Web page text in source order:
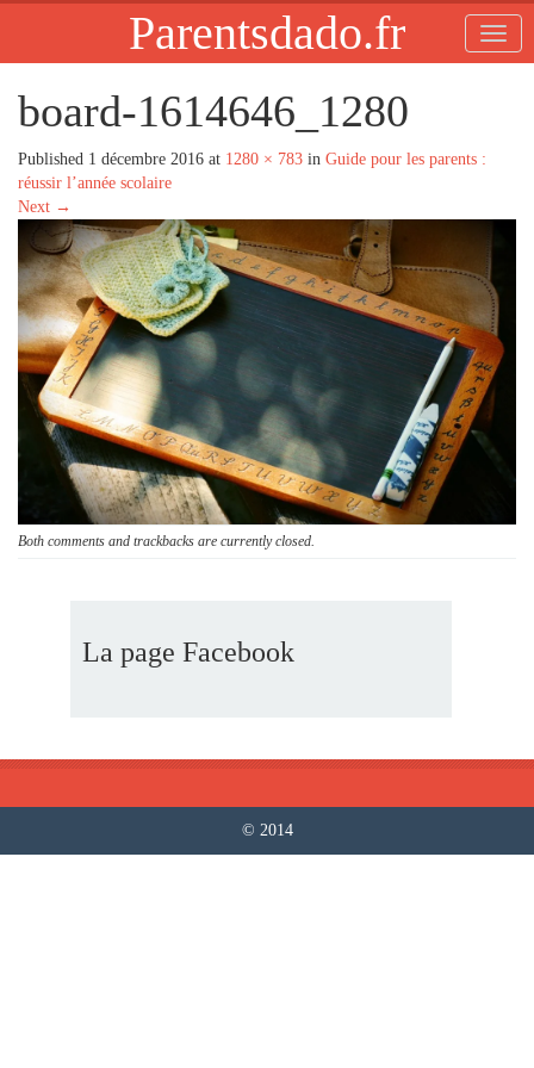
Parentsdado.fr
board-1614646_1280
Published 1 décembre 2016 at 1280 × 783 in Guide pour les parents :
réussir l’année scolaire
Next →
Both comments and trackbacks are currently closed.
La page Facebook
© 2014